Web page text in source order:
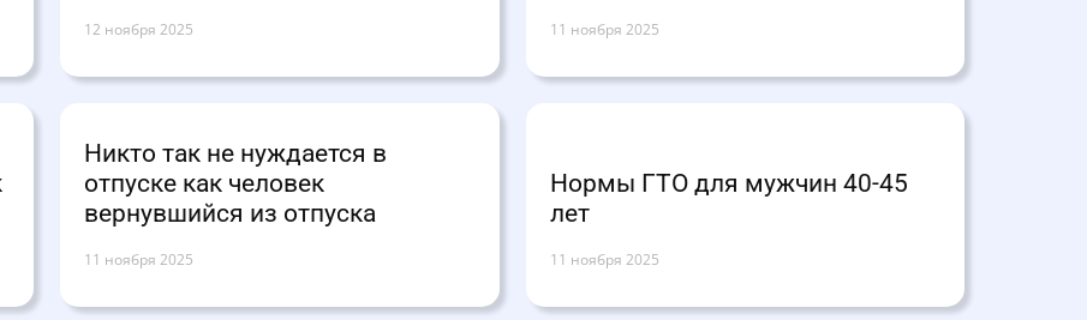
12 ноября 2025 11 ноября 2025
Никто так не нуждается в
отпуске как человек
вернувшийся из отпуска
11 ноября 2025
Нормы ГТО для мужчин 40-45
лет
11 ноября 2025